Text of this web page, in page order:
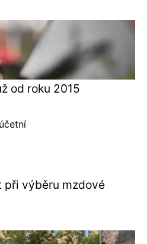
od roku 2015
při výběru mzdové